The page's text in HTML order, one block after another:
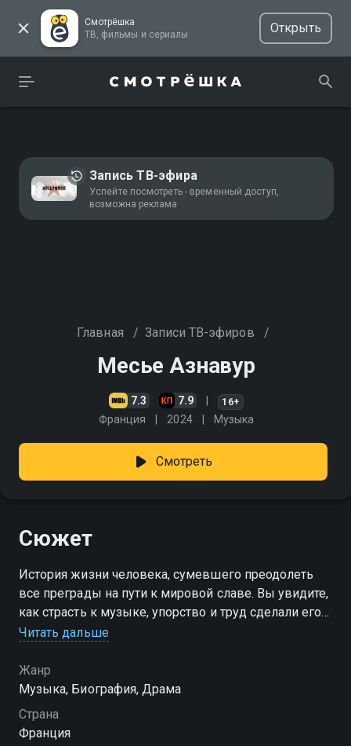
Смотрёшка
ТВ, фильмы и сериалы
Открыть
Запись ТВ-эфира
Успейте посмотреть - временный доступ,
возможна реклама
Главная / Записи ТВ-эфиров /
Месье Азнавур
7.3 7.9 16+
Франция 2024 Музыка
Смотреть
Сюжет
История жизни человека, сумевшего преодолеть
все преграды на пути к мировой славе. Вы увидите,
как страсть к музыке, упорство и труд сделали его
символом целой эпохи
Читать дальше
Жанр
Музыка, Биография, Драма
Страна
Франция